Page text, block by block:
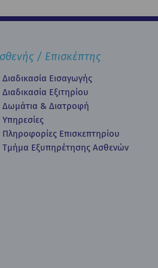
/ Επισκέπτης
Διαδικασία Εισαγωγής
Διαδικασία Eξιτηρίου
Δωμάτια & Διατροφή
Υπηρεσίες
Πληροφορίες Επισκεπτηρίου
Τμήμα Εξυπηρέτησης Ασθενών